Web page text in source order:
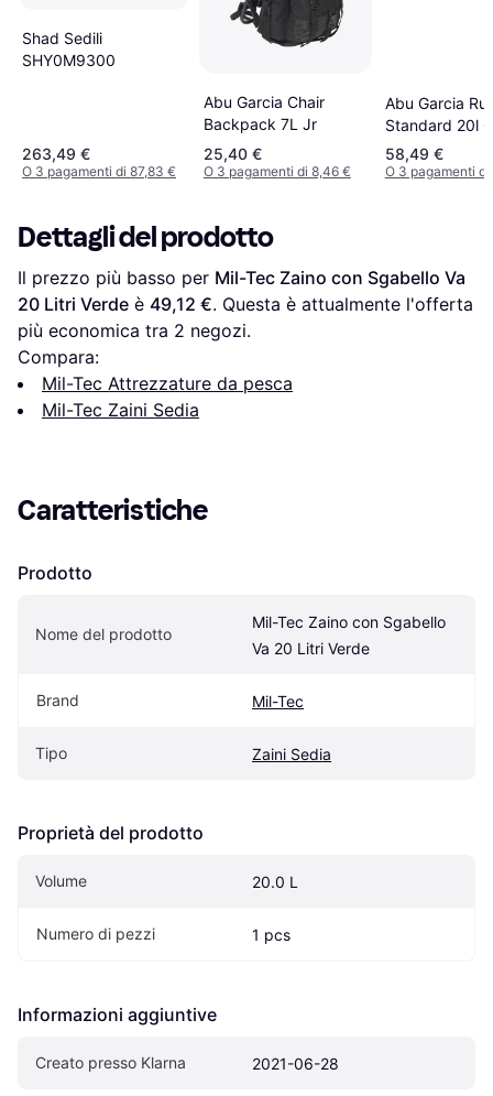
Shad Sedili
SHY0M9300
263,49 €
O 3 pagamenti di 87,83 €
Abu Garcia Chair
Backpack 7L Jr
25,40 €
O 3 pagamenti di 8,46 €
Abu Garcia
Standard 20l
Nero
58,49 €
O 3 pagamenti di
Dettagli del prodotto
Il prezzo più basso per Mil-Tec Zaino con Sgabello Va
20 Litri Verde è 49,12 €. Questa è attualmente l'offerta
più economica tra 2 negozi.
Compara:
Mil-Tec Attrezzature da pesca
Mil-Tec Zaini Sedia
Caratteristiche
Prodotto
Nome del prodotto
Mil-Tec Zaino con Sgabello
Va 20 Litri Verde
Brand Mil-Tec
Tipo Zaini Sedia
Proprietà del prodotto
Volume 20.0 L
Numero di pezzi 1 pcs
Informazioni aggiuntive
Creato presso Klarna 2021-06-28